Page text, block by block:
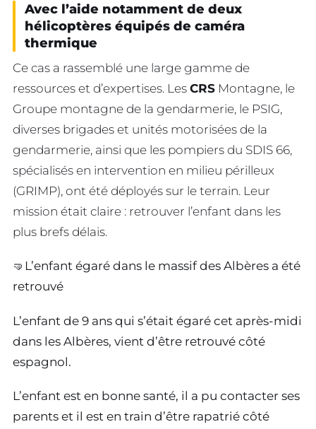
Avec l’aide notamment de deux
hélicoptères équipés de caméra
thermique
Ce cas a rassemblé une large gamme de
ressources et d’expertises. Les CRS Montagne, le
Groupe montagne de la gendarmerie, le PSIG,
diverses brigades et unités motorisées de la
gendarmerie, ainsi que les pompiers du SDIS 66,
spécialisés en intervention en milieu périlleux
(GRIMP), ont été déployés sur le terrain. Leur
mission était claire : retrouver l’enfant dans les
plus brefs délais.
🤜L’enfant égaré dans le massif des Albères a été
retrouvé
L’enfant de 9 ans qui s’était égaré cet après-midi
dans les Albères, vient d’être retrouvé côté
espagnol.
L’enfant est en bonne santé, il a pu contacter ses
parents et il est en train d’être rapatrié côté